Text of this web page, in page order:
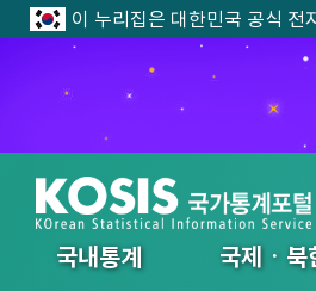
이 누리집은 대한민국 공식 전
국내통계 국제ㆍ북